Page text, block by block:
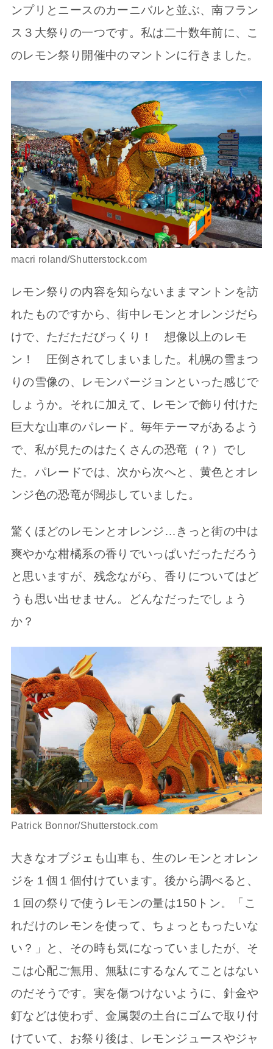
ンプリとニースのカーニバルと並ぶ、南フラン
ス３大祭りの一つです。私は二十数年前に、こ
のレモン祭り開催中のマントンに行きました。
macri roland/Shutterstock.com
レモン祭りの内容を知らないままマントンを訪
れたものですから、街中レモンとオレンジだら
けで、ただただびっくり！ 想像以上のレモ
ン！ 圧倒されてしまいました。札幌の雪まつ
りの雪像の、レモンバージョンといった感じで
しょうか。それに加えて、レモンで飾り付けた
巨大な山車のパレード。毎年テーマがあるよう
で、私が見たのはたくさんの恐竜（？）でし
た。パレードでは、次から次へと、黄色とオレ
ンジ色の恐竜が闊歩していました。
驚くほどのレモンとオレンジ…きっと街の中は
爽やかな柑橘系の香りでいっぱいだっただろう
と思いますが、残念ながら、香りについてはど
うも思い出せません。どんなだったでしょう
か？
Patrick Bonnor/Shutterstock.com
大きなオブジェも山車も、生のレモンとオレン
ジを１個１個付けています。後から調べると、
１回の祭りで使うレモンの量は150トン。「こ
れだけのレモンを使って、ちょっともったいな
い？」と、その時も気になっていましたが、そ
こは心配ご無用、無駄にするなんてことはない
のだそうです。実を傷つけないように、針金や
釘などは使わず、金属製の土台にゴムで取り付
けていて、お祭り後は、レモンジュースやジャ